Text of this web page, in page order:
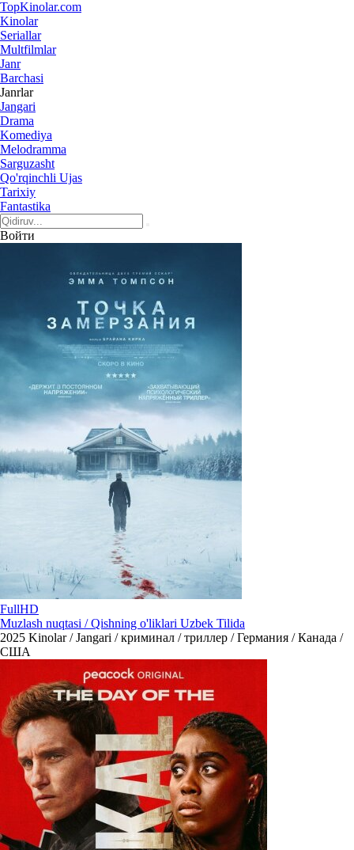
TopKinolar.com
Kinolar
Seriallar
Multfilmlar
Janr
Barchasi
Janrlar
Jangari
Drama
Komediya
Melodramma
Sarguzasht
Qo'rqinchli Ujas
Tarixiy
Fantastika
Войти
FullHD
Muzlash nuqtasi / Qishning o'liklari Uzbek Tilida
2025 Kinolar / Jangari / криминал / триллер / Германия / Канада /
США